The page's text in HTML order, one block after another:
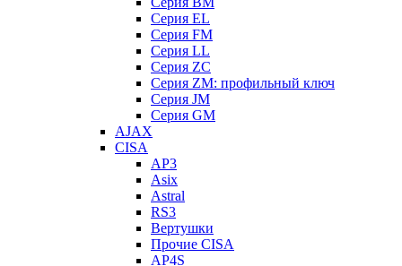
Серия EL
Серия FM
Серия LL
Серия ZC
Серия ZM: профильный ключ
Серия JM
Серия GM
AJAX
CISA
AP3
Asix
Astral
RS3
Вертушки
Прочие CISA
AP4S